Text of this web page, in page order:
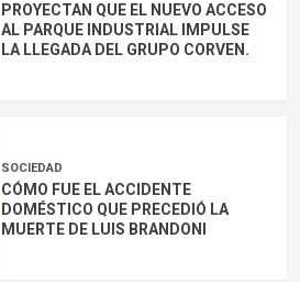
PROYECTAN QUE EL NUEVO ACCESO
AL PARQUE INDUSTRIAL IMPULSE
LA LLEGADA DEL GRUPO CORVEN.
SOCIEDAD
CÓMO FUE EL ACCIDENTE
DOMÉSTICO QUE PRECEDIÓ LA
MUERTE DE LUIS BRANDONI